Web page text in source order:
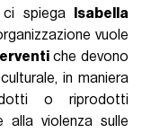
spiega
Isabella
vuole
che devono
in maniera
o riprodotti
alla violenza sulle